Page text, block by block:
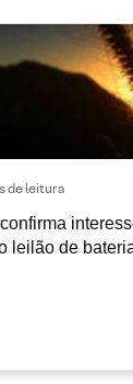
de leitura
leilão de